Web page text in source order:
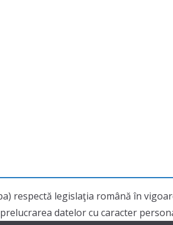
respectă legislaţia română în
datelor cu caracter